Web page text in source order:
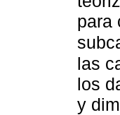
para
las
los
y